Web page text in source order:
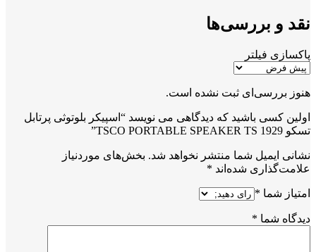
نقد و بررسی‌ها
پاکسازی فیلتر
هنوز بررسی‌ای ثبت نشده است.
اولین کسی باشید که دیدگاهی می نویسد “اسپیکر بلوتوثی پرتابل
تسکو TSCO PORTABLE SPEAKER TS 1929”
نشانی ایمیل شما منتشر نخواهد شد. بخش‌های موردنیاز
علامت‌گذاری شده‌اند *
امتیاز شما *
دیدگاه شما *